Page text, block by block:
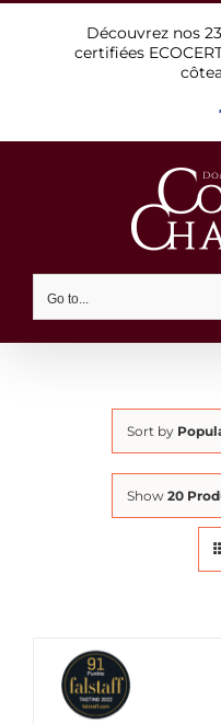
Découvrez nos
certifiées
Go to...
Sort by
Show 20